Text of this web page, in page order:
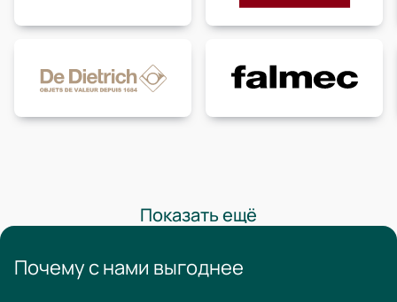
Показать ещё
Почему с нами выгоднее